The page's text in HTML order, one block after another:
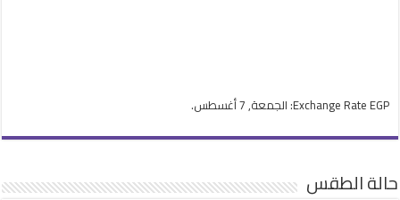
Exchange Rate EGP : الجمعة, 7 أغسطس.
حالة الطقس